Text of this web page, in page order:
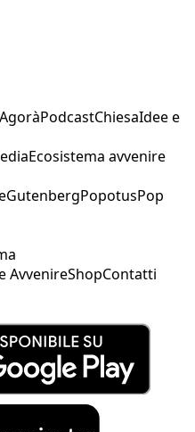
AgoràPodcastChiesaIdee e
Ecosistema avvenire
GutenbergPopotusPop
AvvenireShopContatti